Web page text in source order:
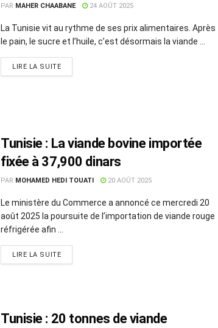
PAR MAHER CHAABANE 24 AOÛT 2025
La Tunisie vit au rythme de ses prix alimentaires. Après
le pain, le sucre et l’huile, c’est désormais la viande ...
LIRE LA SUITE
Tunisie : La viande bovine importée
fixée à 37,900 dinars
PAR MOHAMED HEDI TOUATI 20 AOÛT 2025
Le ministère du Commerce a annoncé ce mercredi 20
août 2025 la poursuite de l’importation de viande rouge
réfrigérée afin ...
LIRE LA SUITE
Tunisie : 20 tonnes de viande